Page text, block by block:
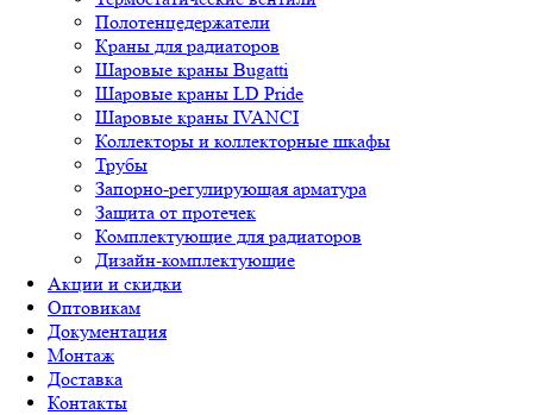
Полотенцедержатели
Краны для радиаторов
Шаровые краны Bugatti
Шаровые краны LD Pride
Шаровые краны IVANCI
Коллекторы и коллекторные шкафы
Трубы
Запорно-регулирующая арматура
Защита от протечек
Комплектующие для радиаторов
Дизайн-комплектующие
Акции и скидки
Оптовикам
Документация
Монтаж
Доставка
Контакты